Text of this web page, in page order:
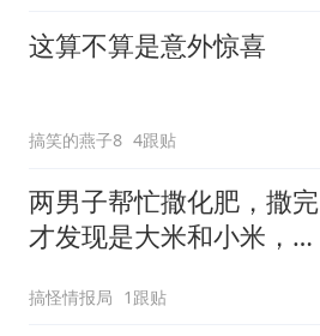
这算不算是意外惊喜
搞笑的燕子8 4跟贴
两男子帮忙撒化肥，撒完
才发现是大米和小米，下
搞怪情报局 1跟贴